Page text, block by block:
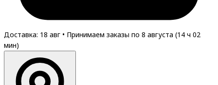
Доставка: 18 авг • Принимаем заказы по 8 августа (14 ч 02
мин)